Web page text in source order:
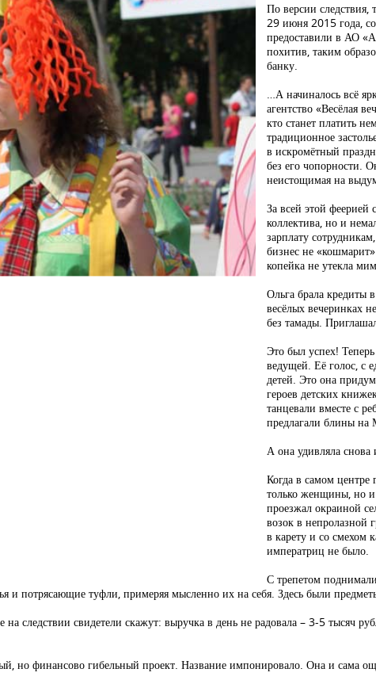
По версии
29 июня 2015 года,
предоставили в АО
похитив, таким
банку.
…А начиналось всё
агентство «Весёлая
кто станет платить
традиционное
в искромётный
без его чопорности.
неистощимая на
За всей этой феерией
коллектива, но и
зарплату
бизнес не
копейка не утекла
Ольга брала кредиты
весёлых вечеринках
без тамады.
Это был успех!
ведущей. Её голос, с
детей. Это она
героев детских
танцевали вместе с
предлагали блины на
А она удивляла снова
Когда в самом центре
только женщины, но
проезжал окраиной
возок в непролазной
в карету и со смехом
императриц не было.
С трепетом
и потрясающие туфли, примеряя мысленно их на себя. Здесь были
следствии свидетели скажут: выручка в день не радовала – 3-5 тысяч
но финансово гибельный проект. Название импонировало. Она и сама